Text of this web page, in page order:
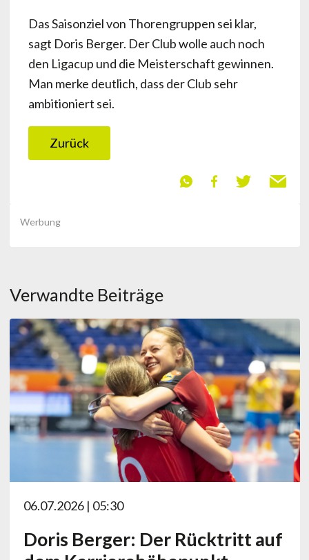
Das Saisonziel von Thorengruppen sei klar,
sagt Doris Berger. Der Club wolle auch noch
den Ligacup und die Meisterschaft gewinnen.
Man merke deutlich, dass der Club sehr
ambitioniert sei.
Zurück
Werbung
Verwandte Beiträge
06.07.2026 | 05:30
Doris Berger: Der Rücktritt auf